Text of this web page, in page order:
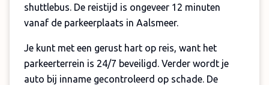
shuttlebus. De reistijd is ongeveer 12 minuten
vanaf de parkeerplaats in Aalsmeer.
Je kunt met een gerust hart op reis, want het
parkeerterrein is 24/7 beveiligd. Verder wordt je
auto bij inname gecontroleerd op schade. De